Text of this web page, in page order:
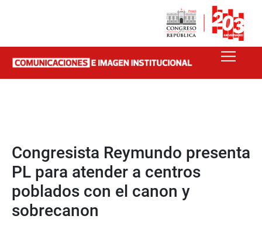
Congresista Reymundo presenta
PL para atender a centros
poblados con el canon y
sobrecanon